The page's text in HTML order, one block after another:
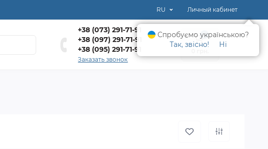
RU Личный кабинет
+38 (073) 291-71-91
+38 (097) 291-71-91
+38 (095) 291-71-91
Заказать звонок
0
Спробуємо українською?
Так, звісно!
Ні